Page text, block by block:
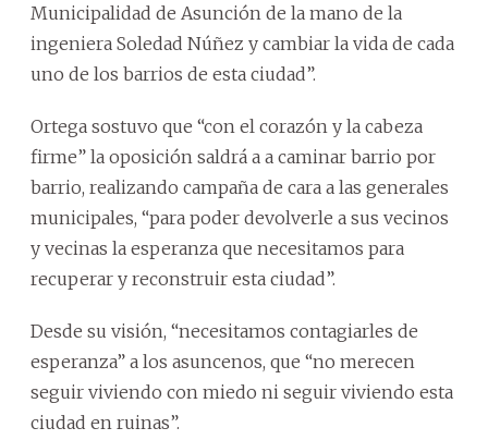
Municipalidad de Asunción de la mano de la
ingeniera Soledad Núñez y cambiar la vida de cada
uno de los barrios de esta ciudad”.
Ortega sostuvo que “con el corazón y la cabeza
firme” la oposición saldrá a a caminar barrio por
barrio, realizando campaña de cara a las generales
municipales, “para poder devolverle a sus vecinos
y vecinas la esperanza que necesitamos para
recuperar y reconstruir esta ciudad”.
Desde su visión, “necesitamos contagiarles de
esperanza” a los asuncenos, que “no merecen
seguir viviendo con miedo ni seguir viviendo esta
ciudad en ruinas”.